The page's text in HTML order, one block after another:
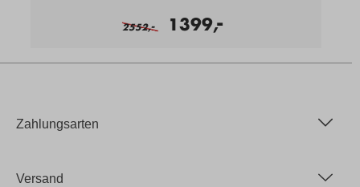
2552,
- 1399,
-
Zahlungsarten
Versand